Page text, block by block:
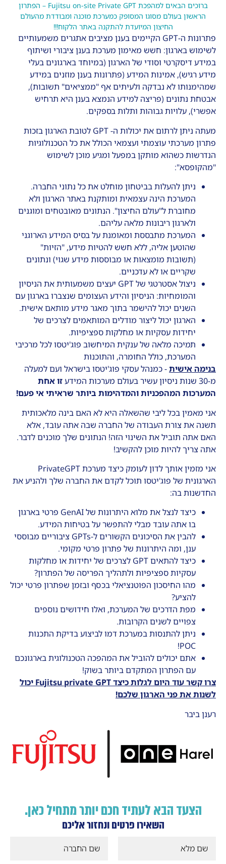
ברוכים הבאים למהפכת Fujitsu on-site Private GPT – הפתרון
הראשון בעולם מסוגו המסופק כמערכת מוכנה ומבודדת מהעולם
החיצון המיועדת להתקנה באתר הלקוח!!!
פתרונות ה-GPT הקיימים בענן מציבים אתגרים משמעותיים
לשימוש בארגון: חשש מאימון מערכת בענן ציבורי ושיתוף
במידע דיסקרטי וסודי של הארגון (במיוחד בארגונים בעלי
מידע רגיש), אמינות המידע (פתרונות בענן מוזנים במידע
שמהימנותו לא נבדקה ולעיתים אף "ממציאים" תשובות),
אבטחת נתונים (פריצה למידע הנמצא בענן היא תרחיש
אפשרי), עלויות גבוהות ותלות בספקים.
מעתה ניתן לרתום את יכולות ה- GPT לטובת הארגון בזכות
פתרון מערכתי עוצמתי ועצמאי הכולל את כל הטכנולוגיות
הנדרשות כשהוא מותקן במפעל ומגיע מוכן לשימוש
"מהקופסא":
ניתן להעלות בביטחון מוחלט את כל נתוני החברה.
המערכת הינה עצמאית ומותקנת באתר הארגון ולא
מחוברת ל"עולם החיצון". הנתונים מאובטחים ומוגנים
ולארגון ריבונות מלאה עליהם.
המערכת מתבססת ומאומנת על בסיס המידע הארוגני
שהוטען אליה, ללא חשש להטיות מידע, "הזיות"
(תשובות מומצאות או מבוססות מידע שגוי) ונתונים
שקריים או לא עדכניים.
ניצול אסטרטגי של GPT יעצים משמעותית את הניסיון
והמומחיות: הניסיון והידע העצומים שנצברו בארגון עם
השנים יכול להישמר בתוך מאגר מידע מותאם אישית.
הארגון יכול ליצור מודלים המותאמים לצרכים של
יחידות עסקיות או מחלקות ספציפיות.
תמיכה מלאה של ענקית המיחשוב פוג'יטסו לכל מרכיבי
המערכת, כולל החומרה, והתוכנות
בנימה אישית- כמנהל עסקי פוג'יטסו בישראל ועם למעלה
מ-30 שנות ניסיון עשיר בעולם מערכות המידע
זו אחת
המערכות המהפכניות והמדהימות ביותר שראיתי אי פעם!
אני מאמין בכל ליבי שהשאלה היא לא האם בינה מלאכותית
תשנה את צורת העבודה של החברה שבה אתה עובד, אלא
האם אתה תוביל את השינוי הזה! הנתונים שלך מוכנים לדבר.
אתה צריך להיות מוכן להקשיב!
אני מזמין אותך לדון לעומק כיצד מערכת PrivateGPT
הארגונית של פוג'יטסו תוכל לקדם את החברה שלך ולהניע את
החדשנות בה:
כיצד לנצל את מלוא היתרונות של GenAI פרטי בארגון
בו אתה עובד מבלי להתפשר על בטיחות המידע.
להבין את הסיכונים הקשורים ל-GPTs ציבוריים מבוססי
ענן, ומה היתרונות של פתרון פרטי מקומי.
כיצד להתאים GPT לצרכים של יחידות או מחלקות
עסקיות ספציפיות ולתהליך הפריסה של הפתרון?
מהו החיסכון הפוטנציאלי בכסף ובזמן שפתרון פרטי יכול
להציע?
מפת הדרכים של המערכת, ואלו חידושים נוספים
צפויים לשנים הקרובות.
ניתן להתנסות במערכת דמו לביצוע בדיקת התכנות
POC!
אתם יכולים להוביל את המהפכה הטכנולוגית בארגונכם
עם הפתרון המתקדם ביותר בשוק!
צרו קשר עוד היום לגלות כיצד Fujitsu private GPT יכול
לשנות את פני הארגון שלכם!
רענן ביבר
הצעד הבא לעתיד חכם יותר מתחיל כאן.
השאירו פרטים ונחזור אליכם